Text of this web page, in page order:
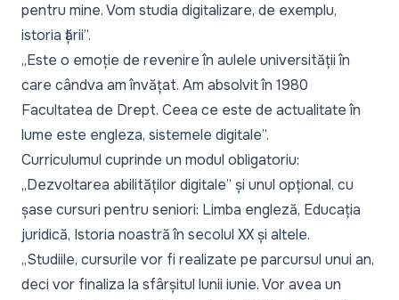
pentru mine. Vom studia digitalizare, de exemplu,
istoria țării”.
„Este o emoție de revenire în aulele universității în
care cândva am învățat. Am absolvit în 1980
Facultatea de Drept. Ceea ce este de actualitate în
lume este engleza, sistemele digitale”.
Curriculumul cuprinde un modul obligatoriu:
„Dezvoltarea abilităților digitale” și unul opțional, cu
șase cursuri pentru seniori: Limba engleză, Educația
juridică, Istoria noastră în secolul XX și altele.
„Studiile, cursurile vor fi realizate pe parcursul unui an,
deci vor finaliza la sfârșitul lunii iunie. Vor avea un